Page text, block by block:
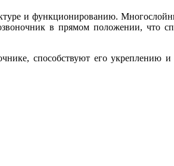
и функционированию.
в прямом положении, что
способствуют его